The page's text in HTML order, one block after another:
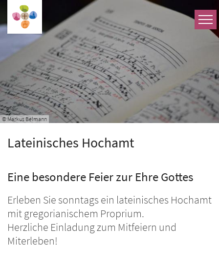
Zum Inhalt springen
© Markus Belmann
Lateinisches Hochamt
Eine besondere Feier zur Ehre Gottes
Erleben Sie sonntags ein lateinisches Hochamt
mit gregorianischem Proprium.
Herzliche Einladung zum Mitfeiern und
Miterleben!